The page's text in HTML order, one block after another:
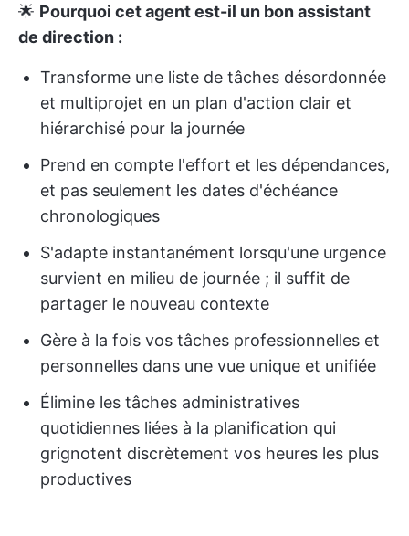
🌟 Pourquoi cet agent est-il un bon assistant
de direction :
Transforme une liste de tâches désordonnée
et multiprojet en un plan d'action clair et
hiérarchisé pour la journée
Prend en compte l'effort et les dépendances,
et pas seulement les dates d'échéance
chronologiques
S'adapte instantanément lorsqu'une urgence
survient en milieu de journée ; il suffit de
partager le nouveau contexte
Gère à la fois vos tâches professionnelles et
personnelles dans une vue unique et unifiée
Élimine les tâches administratives
quotidiennes liées à la planification qui
grignotent discrètement vos heures les plus
productives